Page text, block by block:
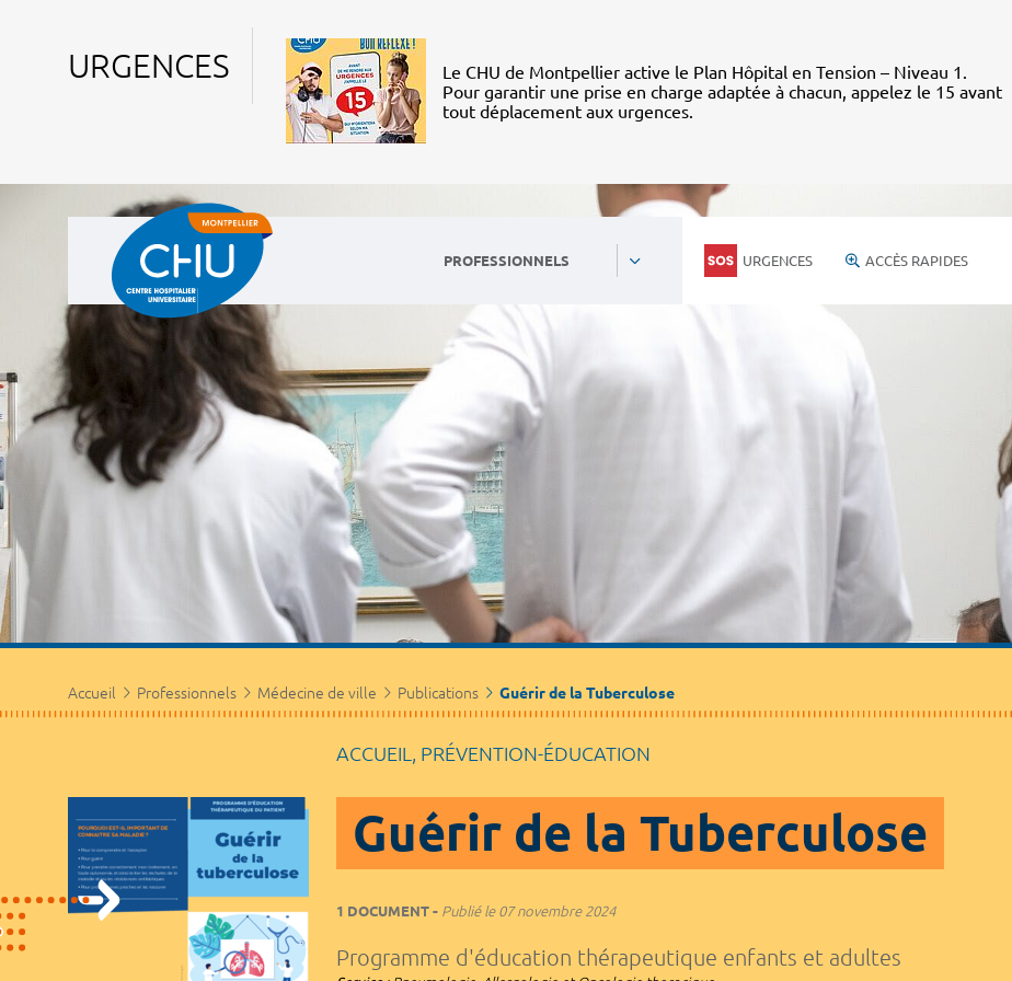
URGENCES
Le CHU de Montpellier active le Plan Hôpital en Tension – Niveau 1.
Pour garantir une prise en charge adaptée à chacun, appelez le 15 avant
tout déplacement aux urgences.
PROFESSIONNELS URGENCES ACCÈS RAPIDES
Journalistes /
Partenaires / Associations
Accueil Professionnels Médecine de ville Publications Guérir de la Tuberculose
ACCUEIL, PRÉVENTION-ÉDUCATION
Guérir de la Tuberculose
1 DOCUMENT Publié le07 novembre 2024
Programme d'éducation thérapeutique enfants et adultes